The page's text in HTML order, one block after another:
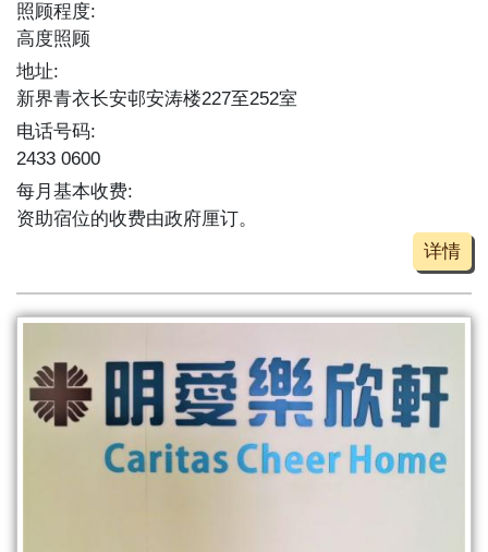
照顾程度:
高度照顾
地址:
新界青衣长安邨安涛楼227至252室
电话号码:
2433 0600
每月基本收费:
资助宿位的收费由政府厘订。
详情